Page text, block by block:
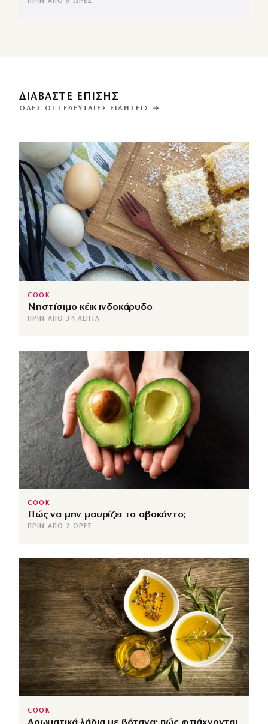
ΠΡΙΝ ΑΠΌ 9 ΏΡΕΣ
ΔΙΑΒΑΣΤΕ ΕΠΙΣΗΣ
ΌΛΕΣ ΟΙ ΤΕΛΕΥΤΑΊΕΣ ΕΙΔΉΣΕΙΣ →
COOK
Νηστίσιμο κέικ ινδοκάρυδο
ΠΡΙΝ ΑΠΌ 34 ΛΕΠΤΆ
COOK
Πώς να μην μαυρίζει το αβοκάντο;
ΠΡΙΝ ΑΠΌ 2 ΏΡΕΣ
COOK